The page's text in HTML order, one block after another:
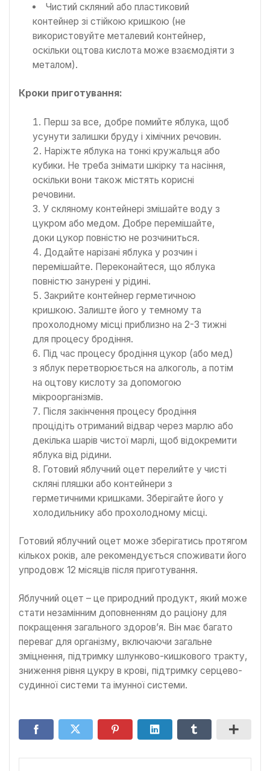
Чистий скляний або пластиковий
контейнер зі стійкою кришкою (не
використовуйте металевий контейнер,
оскільки оцтова кислота може взаємодіяти з
металом).
Кроки приготування:
Перш за все, добре помийте яблука, щоб
усунути залишки бруду і хімічних речовин.
Наріжте яблука на тонкі кружальця або
кубики. Не треба знімати шкірку та насіння,
оскільки вони також містять корисні
речовини.
У скляному контейнері змішайте воду з
цукром або медом. Добре перемішайте,
доки цукор повністю не розчиниться.
Додайте нарізані яблука у розчин і
перемішайте. Переконайтеся, що яблука
повністю занурені у рідині.
Закрийте контейнер герметичною
кришкою. Залиште його у темному та
прохолодному місці приблизно на 2-3 тижні
для процесу бродіння.
Під час процесу бродіння цукор (або мед)
з яблук перетворюється на алкоголь, а потім
на оцтову кислоту за допомогою
мікроорганізмів.
Після закінчення процесу бродіння
процідіть отриманий відвар через марлю або
декілька шарів чистої марлі, щоб відокремити
яблука від рідини.
Готовий яблучний оцет перелийте у чисті
скляні пляшки або контейнери з
герметичними кришками. Зберігайте його у
холодильнику або прохолодному місці.
Готовий яблучний оцет може зберігатись протягом
кількох років, але рекомендується споживати його
упродовж 12 місяців після приготування.
Яблучний оцет – це природний продукт, який може
стати незамінним доповненням до раціону для
покращення загального здоров’я. Він має багато
переваг для організму, включаючи загальне
зміцнення, підтримку шлунково-кишкового тракту,
зниження рівня цукру в крові, підтримку серцево-
судинної системи та імунної системи.